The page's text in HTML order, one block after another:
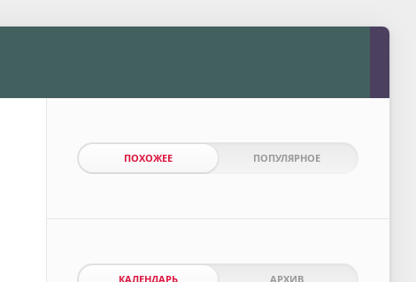
ПОХОЖЕЕ ПОПУЛЯРНОЕ
КАЛЕНДАРЬ АРХИВ